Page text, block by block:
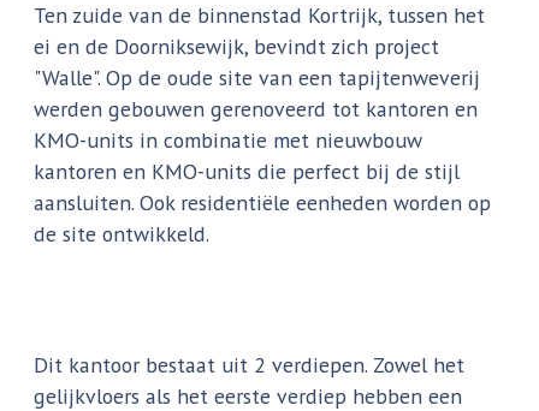
Ten zuide van de binnenstad Kortrijk, tussen het
ei en de Doorniksewijk, bevindt zich project
"Walle". Op de oude site van een tapijtenweverij
werden gebouwen gerenoveerd tot kantoren en
KMO-units in combinatie met nieuwbouw
kantoren en KMO-units die perfect bij de stijl
aansluiten. Ook residentiële eenheden worden op
de site ontwikkeld.
Dit kantoor bestaat uit 2 verdiepen. Zowel het
gelijkvloers als het eerste verdiep hebben een